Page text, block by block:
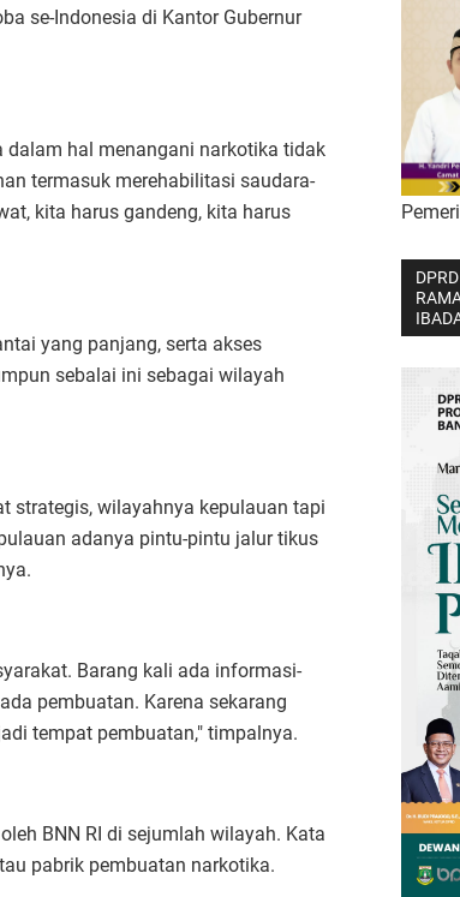
se-Indonesia di Kantor Gubernur
dalam hal menangani narkotika tidak
termasuk merehabilitasi saudara-
kita harus gandeng, kita harus
yang panjang, serta akses
sebalai ini sebagai wilayah
strategis, wilayahnya kepulauan tapi
adanya pintu-pintu jalur tikus
Barang kali ada informasi-
pembuatan. Karena sekarang
tempat pembuatan," timpalnya.
BNN RI di sejumlah wilayah. Kata
pabrik pembuatan narkotika.